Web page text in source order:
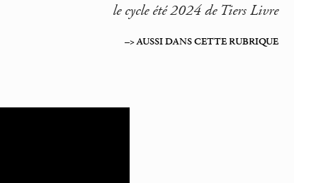
le cycle été 2024 de Tiers Livre
–> AUSSI DANS CETTE RUBRIQUE